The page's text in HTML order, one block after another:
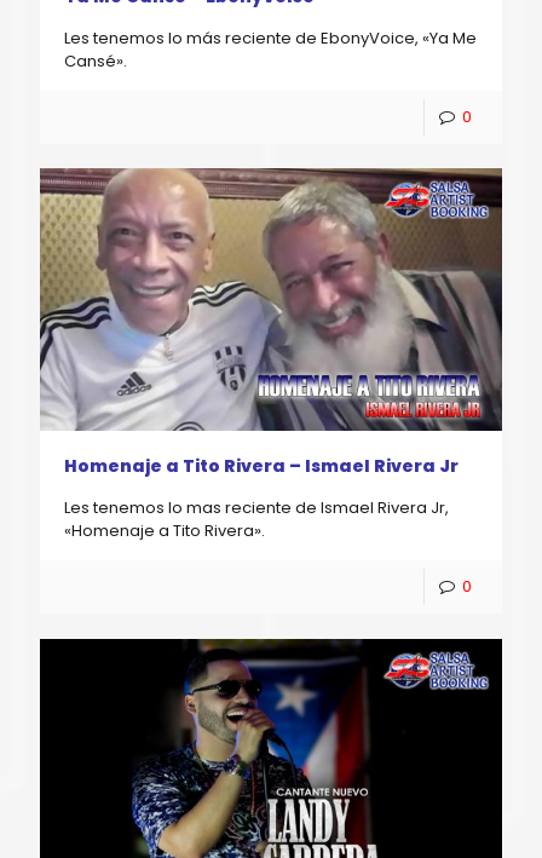
Les tenemos lo más reciente de EbonyVoice, «Ya Me
Cansé».
0
Homenaje a Tito Rivera – Ismael Rivera Jr
Les tenemos lo mas reciente de Ismael Rivera Jr,
«Homenaje a Tito Rivera».
0